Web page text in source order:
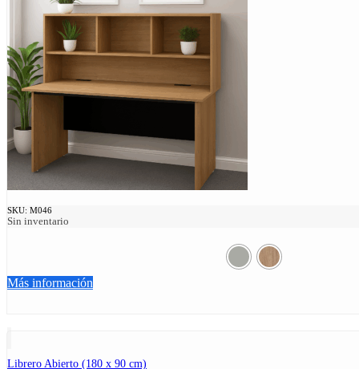
SKU: M046
Sin inventario
Más información
Librero Abierto (180 x 90 cm)